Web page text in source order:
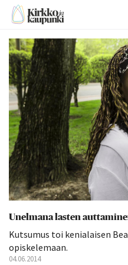
Unelmana lasten
Kutsumus toi kenialaisen
opiskelemaan.
04.06.2014